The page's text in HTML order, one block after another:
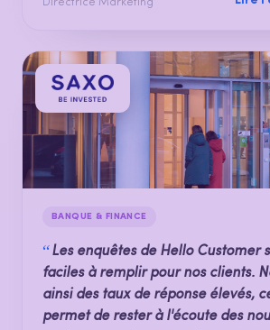
Directrice Marketing
BANQUE & FINANCE
“Les enquêtes de Hello Customer
faciles à remplir pour nos clients.
ainsi des taux de réponse élevés,
permet de rester à l'écoute des